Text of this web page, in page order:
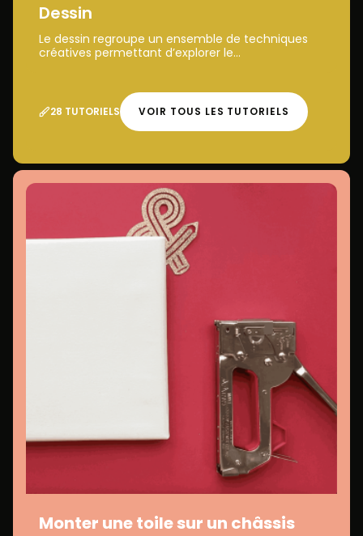
Dessin
Le dessin regroupe un ensemble de techniques
créatives permettant d’explorer le...
28 TUTORIELS VOIR TOUS LES TUTORIELS
Monter une toile sur un châssis